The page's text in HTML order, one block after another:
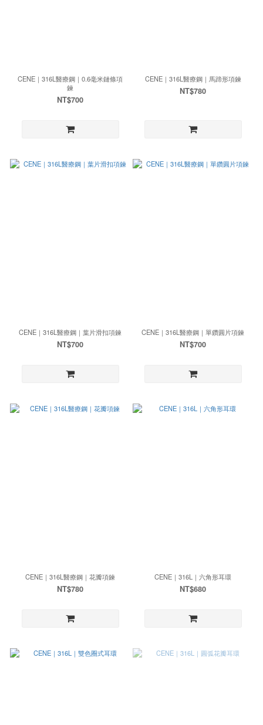
CENE｜316L醫療鋼｜0.6毫米鏈條項
鍊
NT$700
CENE｜316L醫療鋼｜馬蹄形項鍊
NT$780
CENE｜316L醫療鋼｜葉片滑扣項鍊
NT$700
CENE｜316L醫療鋼｜單鑽圓片項鍊
NT$700
CENE｜316L醫療鋼｜花瓣項鍊
NT$780
CENE｜316L｜六角形耳環
NT$680